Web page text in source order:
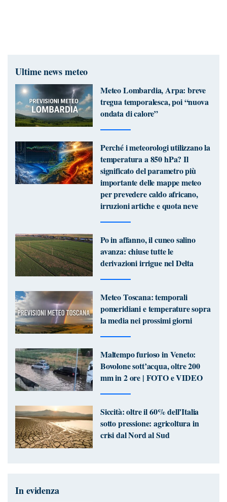
Ultime news meteo
Meteo Lombardia, Arpa: breve
tregua temporalesca, poi “nuova
ondata di calore”
Perché i meteorologi utilizzano la
temperatura a 850 hPa? Il
significato del parametro più
importante delle mappe meteo
per prevedere caldo africano,
irruzioni artiche e quota neve
Po in affanno, il cuneo salino
avanza: chiuse tutte le
derivazioni irrigue nel Delta
Meteo Toscana: temporali
pomeridiani e temperature sopra
la media nei prossimi giorni
Maltempo furioso in Veneto:
Bovolone sott’acqua, oltre 200
mm in 2 ore | FOTO e VIDEO
Siccità: oltre il 60% dell’Italia
sotto pressione: agricoltura in
crisi dal Nord al Sud
In evidenza